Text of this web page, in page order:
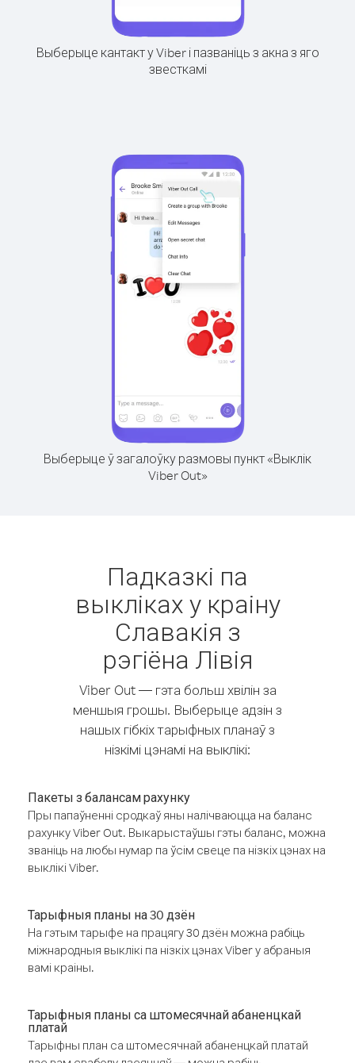
Выберыце кантакт у Viber і пазваніць з акна з яго
звесткамі
Выберыце ў загалоўку размовы пункт «Выклік
Viber Out»
Падказкі па
выкліках у краіну
Славакія з
рэгіёна Лівія
Viber Out — гэта больш хвілін за
меншыя грошы. Выберыце адзін з
нашых гібкіх тарыфных планаў з
нізкімі цэнамі на выклікі:
Пакеты з балансам рахунку
Пры папаўненні сродкаў яны налічваюцца на баланс
рахунку Viber Out. Выкарыстаўшы гэты баланс, можна
званіць на любы нумар па ўсім свеце па нізкіх цэнах на
выклікі Viber.
Тарыфныя планы на 30 дзён
На гэтым тарыфе на працягу 30 дзён можна рабіць
міжнародныя выклікі па нізкіх цэнах Viber у абраныя
вамі краіны.
Тарыфныя планы са штомесячнай абаненцкай
платай
Тарыфны план са штомесячнай абаненцкай платай